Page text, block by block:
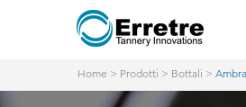
Home > Prodotti > Bottali > Ambra